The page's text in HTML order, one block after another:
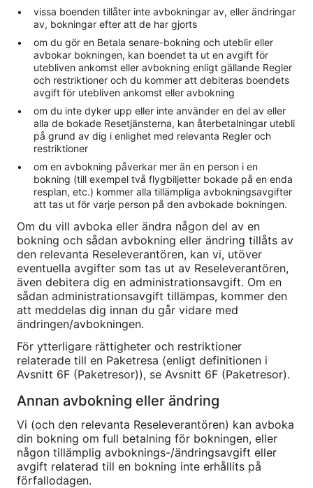
vissa boenden tillåter inte avbokningar av, eller ändringar
av, bokningar efter att de har gjorts
om du gör en Betala senare-bokning och uteblir eller
avbokar bokningen, kan boendet ta ut en avgift för
utebliven ankomst eller avbokning enligt gällande Regler
och restriktioner och du kommer att debiteras boendets
avgift för utebliven ankomst eller avbokning
om du inte dyker upp eller inte använder en del av eller
alla de bokade Resetjänsterna, kan återbetalningar utebli
på grund av dig i enlighet med relevanta Regler och
restriktioner
om en avbokning påverkar mer än en person i en
bokning (till exempel två flygbiljetter bokade på en enda
resplan, etc.) kommer alla tillämpliga avbokningsavgifter
att tas ut för varje person på den avbokade bokningen.
Om du vill avboka eller ändra någon del av en
bokning och sådan avbokning eller ändring tillåts av
den relevanta Reseleverantören, kan vi, utöver
eventuella avgifter som tas ut av Reseleverantören,
även debitera dig en administrationsavgift. Om en
sådan administrationsavgift tillämpas, kommer den
att meddelas dig innan du går vidare med
ändringen/avbokningen.
För ytterligare rättigheter och restriktioner
relaterade till en Paketresa (enligt definitionen i
Avsnitt 6F (Paketresor)), se Avsnitt 6F (Paketresor).
Annan avbokning eller ändring
Vi (och den relevanta Reseleverantören) kan avboka
din bokning om full betalning för bokningen, eller
någon tillämplig avboknings-/ändringsavgift eller
avgift relaterad till en bokning inte erhållits på
förfallodagen.